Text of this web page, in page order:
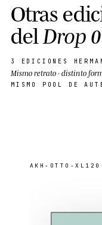
Otrasedic
del Drop0
3 EDICIONES
Mismo retrato · distinto
MISMO POOL DE
AKH-OTTO-